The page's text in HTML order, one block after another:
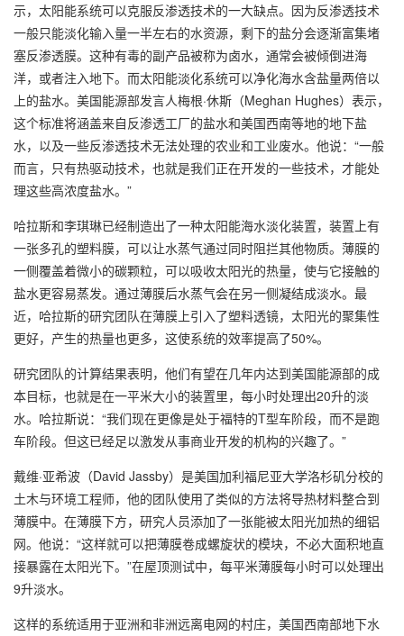
示，太阳能系统可以克服反渗透技术的一大缺点。因为反渗透技术
一般只能淡化输入量一半左右的水资源，剩下的盐分会逐渐富集堵
塞反渗透膜。这种有毒的副产品被称为卤水，通常会被倾倒进海
洋，或者注入地下。而太阳能淡化系统可以净化海水含盐量两倍以
上的盐水。美国能源部发言人梅根·休斯（Meghan Hughes）表示，
这个标准将涵盖来自反渗透工厂的盐水和美国西南等地的地下盐
水，以及一些反渗透技术无法处理的农业和工业废水。他说：“一般
而言，只有热驱动技术，也就是我们正在开发的一些技术，才能处
理这些高浓度盐水。”
哈拉斯和李琪琳已经制造出了一种太阳能海水淡化装置，装置上有
一张多孔的塑料膜，可以让水蒸气通过同时阻拦其他物质。薄膜的
一侧覆盖着微小的碳颗粒，可以吸收太阳光的热量，使与它接触的
盐水更容易蒸发。通过薄膜后水蒸气会在另一侧凝结成淡水。最
近，哈拉斯的研究团队在薄膜上引入了塑料透镜，太阳光的聚集性
更好，产生的热量也更多，这使系统的效率提高了50%。
研究团队的计算结果表明，他们有望在几年内达到美国能源部的成
本目标，也就是在一平米大小的装置里，每小时处理出20升的淡
水。哈拉斯说：“我们现在更像是处于福特的T型车阶段，而不是跑
车阶段。但这已经足以激发从事商业开发的机构的兴趣了。”
戴维·亚希波（David Jassby）是美国加利福尼亚大学洛杉矶分校的
土木与环境工程师，他的团队使用了类似的方法将导热材料整合到
薄膜中。在薄膜下方，研究人员添加了一张能被太阳光加热的细铝
网。他说：“这样就可以把薄膜卷成螺旋状的模块，不必大面积地直
接暴露在太阳光下。”在屋顶测试中，每平米薄膜每小时可以处理出
9升淡水。
这样的系统适用于亚洲和非洲远离电网的村庄，美国西南部地下水